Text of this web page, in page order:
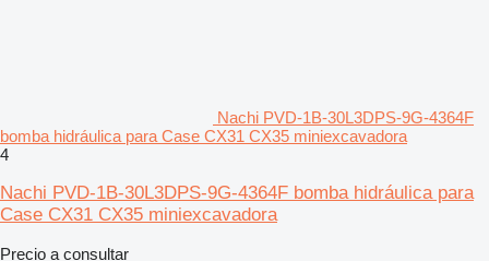
Nachi PVD-1B-30L3DPS-9G-4364F
bomba hidráulica para Case CX31 CX35 miniexcavadora
4
Nachi PVD-1B-30L3DPS-9G-4364F bomba hidráulica para
Case CX31 CX35 miniexcavadora
Precio a consultar